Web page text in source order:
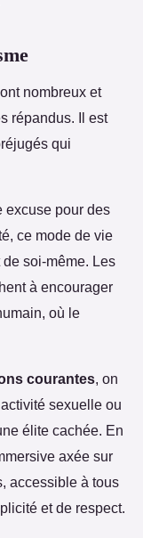
nombreux et
répandus. Il est
qui
excuse pour des
ce mode de vie
soi-même. Les
à encourager
où le
courantes, on
sexuelle ou
élite cachée. En
axée sur
accessible à tous
et de respect.